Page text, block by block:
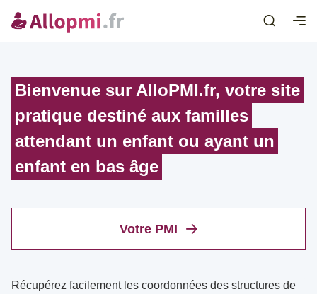
Bienvenue sur AlloPMI.fr, votre site
pratique destiné aux familles
attendant un enfant ou ayant un
enfant en bas âge
Votre PMI
Récupérez facilement les coordonnées des structures de